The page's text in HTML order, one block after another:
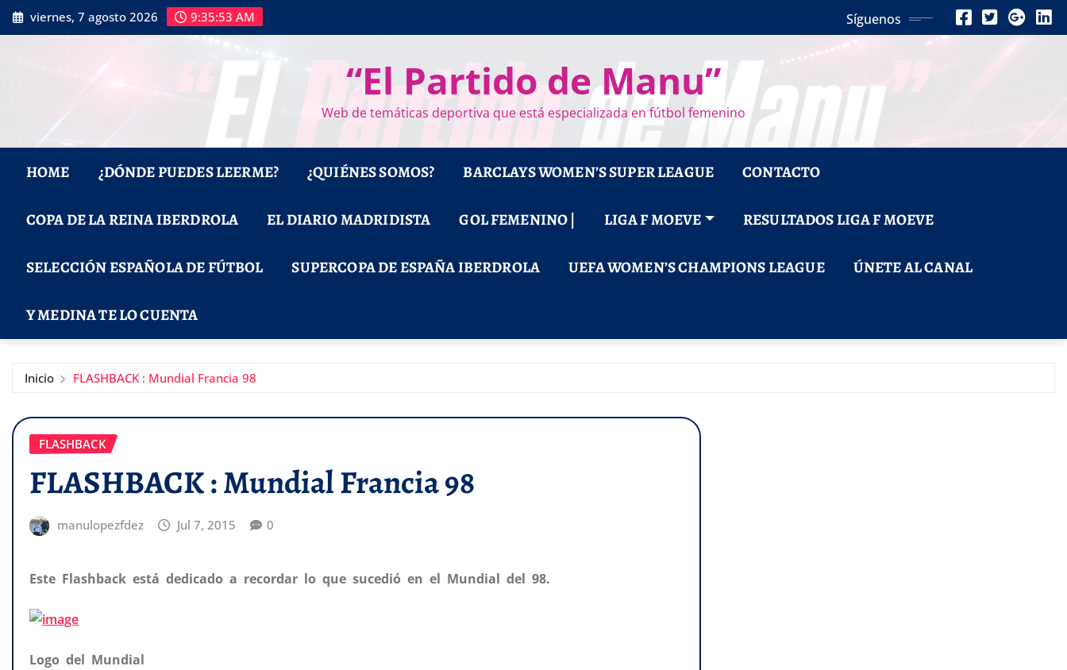
Saltar
al
viernes, 7 agosto 2026 9:35:54 AM Síguenos
“El Partido de Manu”
Web de temáticas deportiva que está especializada en fútbol femenino
HOME ¿DÓNDE PUEDES LEERME? ¿QUIÉNES SOMOS? BARCLAYS WOMEN’S SUPER LEAGUE CONTACTO
COPA DE LA REINA IBERDROLA EL DIARIO MADRIDISTA GOL FEMENINO | LIGA F MOEVE RESULTADOS LIGA F MOEVE
SELECCIÓN ESPAÑOLA DE FÚTBOL SUPERCOPA DE ESPAÑA IBERDROLA UEFA WOMEN’S CHAMPIONS LEAGUE ÚNETE AL CANAL
Y MEDINA TE LO CUENTA
Inicio FLASHBACK : Mundial Francia 98
FLASHBACK
FLASHBACK : Mundial Francia 98
manulopezfdez Jul 7, 2015 0
Este Flashback está dedicado a recordar lo que sucedió en el Mundial del 98.
Logo del Mundial